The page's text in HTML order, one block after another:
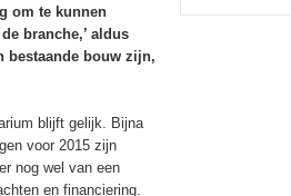
om te kunnen
branche,’ aldus
bestaande bouw zijn,
blijft gelijk. Bijna
voor 2015 zijn
nog wel van een
en financiering.